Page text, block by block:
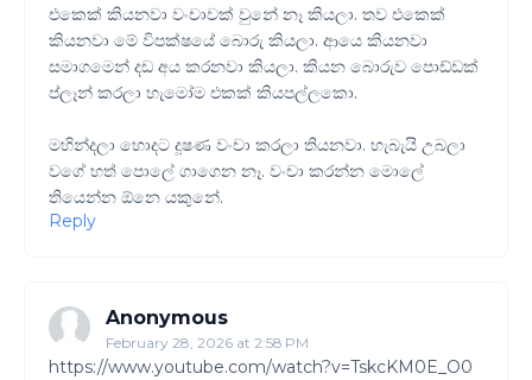
එකෙක් කියනවා වංචාවක් වුනේ නෑ කියලා. තව එකෙක්
කියනවා මේ විපක්ෂයේ බොරු කියලා. ආයෙ කියනවා
සමාගමෙන් දඩ අය කරනවා කියලා. කියන බොරුව පොඩ්ඩක්
ප්ලෑන් කරලා හැමෝම එකක් කියපල්ලකො.
මහින්දලා හොදට දූෂණ වංචා කරලා තියනවා. හැබැයි උබලා
වගේ හත් පොලේ ගාගෙන නෑ. වංචා කරන්න මොලේ
තියෙන්න ඕනෙ යකුනේ.
Reply
Anonymous
February 28, 2026 at 2:58 PM
https://www.youtube.com/watch?v=TskcKM0E_O0